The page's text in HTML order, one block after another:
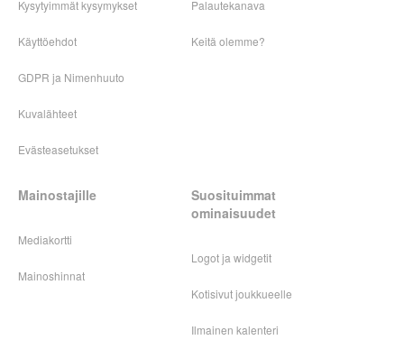
Kysytyimmät kysymykset
Käyttöehdot
GDPR ja Nimenhuuto
Kuvalähteet
Evästeasetukset
Palautekanava
Keitä olemme?
Mainostajille
Mediakortti
Mainoshinnat
Suosituimmat
ominaisuudet
Logot ja widgetit
Kotisivut joukkueelle
Ilmainen kalenteri